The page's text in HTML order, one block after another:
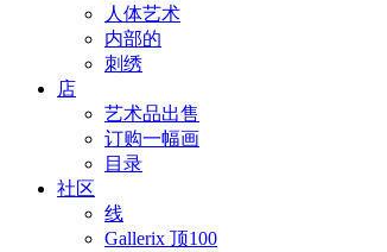
人体艺术
内部的
刺绣
店
艺术品出售
订购一幅画
目录
社区
线
Gallerix 顶100